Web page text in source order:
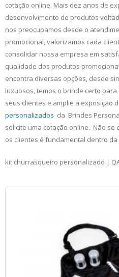
cotação online. Mais dez anos de
desenvolvimento de produtos
nos preocupamos desde o
promocional, valorizamos cada
consolidar nossa empresa em
qualidade dos produtos
encontra diversas opções, desde
luxuosos, temos o brinde certo
seus clientes e amplie a exposição
personalizados da Brindes
solicite uma cotação online. Não
os clientes é fundamental dentro
kit churrasqueiro personalizado |